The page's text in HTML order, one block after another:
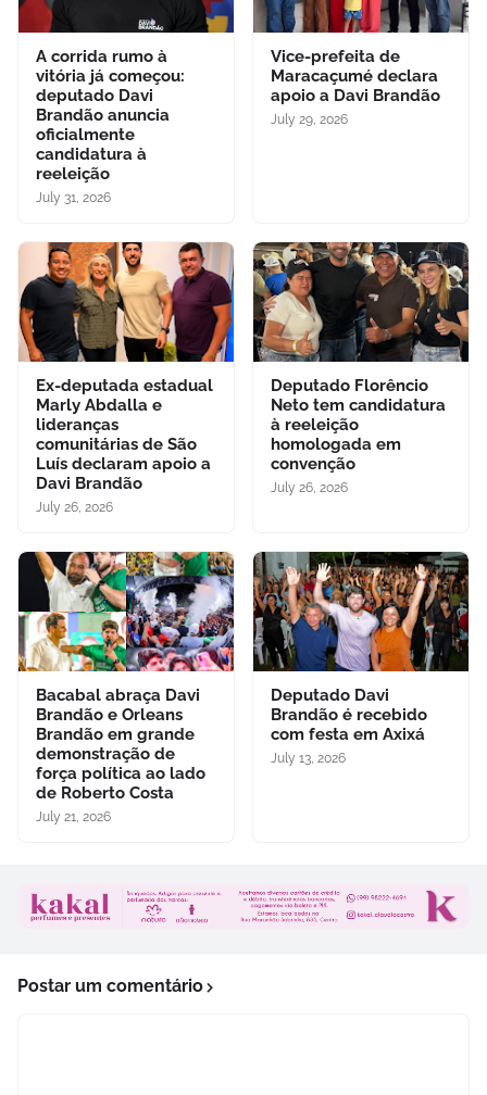
A corrida rumo à
vitória já começou:
deputado Davi
Brandão anuncia
oficialmente
candidatura à
reeleição
July 31, 2026
Vice-prefeita de
Maracaçumé declara
apoio a Davi Brandão
July 29, 2026
Ex-deputada estadual
Marly Abdalla e
lideranças
comunitárias de São
Luís declaram apoio a
Davi Brandão
July 26, 2026
Deputado Florêncio
Neto tem candidatura
à reeleição
homologada em
convenção
July 26, 2026
Bacabal abraça Davi
Brandão e Orleans
Brandão em grande
demonstração de
força política ao lado
de Roberto Costa
July 21, 2026
Deputado Davi
Brandão é recebido
com festa em Axixá
July 13, 2026
Postar um comentário